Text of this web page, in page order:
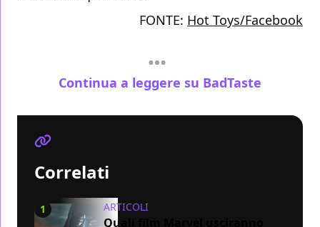
FONTE: Hot Toys/Facebook
Continua a leggere su BadTaste
Correlati
1 ARTICOLI
Quali film Marvel usciranno